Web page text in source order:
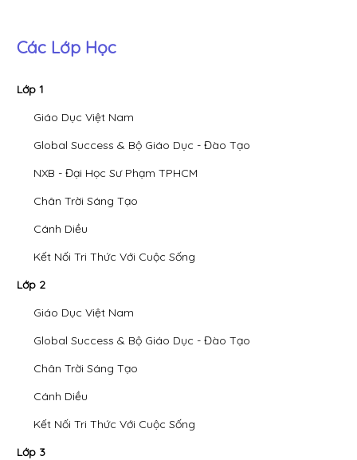
Các Lớp Học
Lớp 1
Giáo Dục Việt Nam
Global Success & Bộ Giáo Dục - Đào Tạo
NXB - Đại Học Sư Phạm TPHCM
Chân Trời Sáng Tạo
Cánh Diều
Kết Nối Tri Thức Với Cuộc Sống
Lớp 2
Giáo Dục Việt Nam
Global Success & Bộ Giáo Dục - Đào Tạo
Chân Trời Sáng Tạo
Cánh Diều
Kết Nối Tri Thức Với Cuộc Sống
Lớp 3